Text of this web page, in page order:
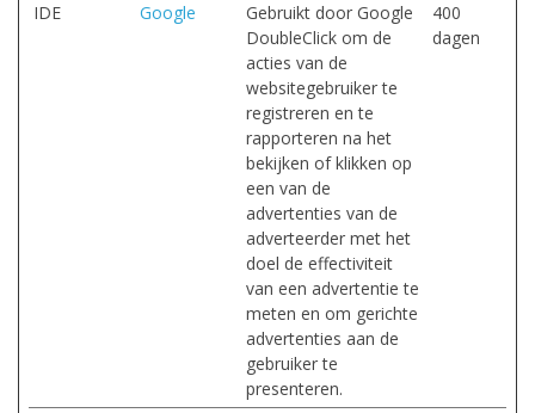
IDE Google
Gebruikt door Google
DoubleClick om de
acties van de
websitegebruiker te
registreren en te
rapporteren na het
bekijken of klikken op
een van de
advertenties van de
adverteerder met het
doel de effectiviteit
van een advertentie te
meten en om gerichte
advertenties aan de
gebruiker te
presenteren.
400
dagen